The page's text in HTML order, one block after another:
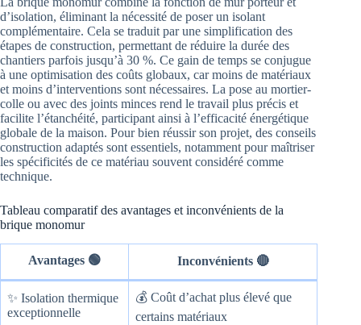
d’isolation, éliminant la nécessité de poser un isolant
complémentaire. Cela se traduit par une simplification des
étapes de construction, permettant de réduire la durée des
chantiers parfois jusqu’à 30 %. Ce gain de temps se conjugue
à une optimisation des coûts globaux, car moins de matériaux
et moins d’interventions sont nécessaires. La pose au mortier-
colle ou avec des joints minces rend le travail plus précis et
facilite l’étanchéité, participant ainsi à l’efficacité énergétique
globale de la maison. Pour bien réussir son projet, des conseils
construction adaptés sont essentiels, notamment pour maîtriser
les spécificités de ce matériau souvent considéré comme
technique.
Tableau comparatif des avantages et inconvénients de la
brique monomur
Avantages 🟢 Inconvénients 🔴
✨ Isolation thermique
exceptionnelle
💰 Coût d’achat plus élevé que
certains matériaux